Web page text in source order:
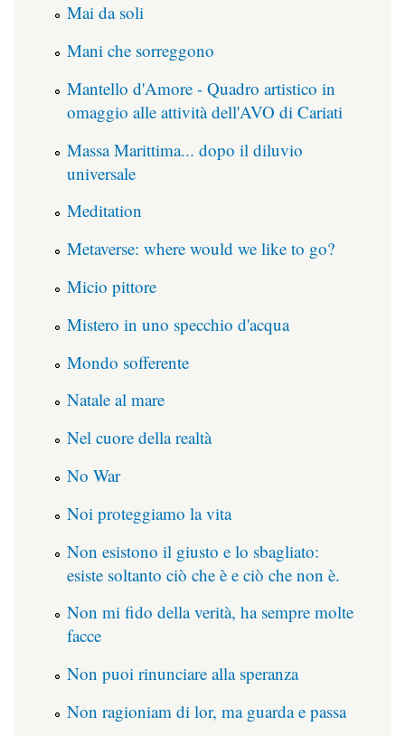
Mai da soli
Mani che sorreggono
Mantello d'Amore - Quadro artistico in
omaggio alle attività dell'AVO di Cariati
Massa Marittima... dopo il diluvio
universale
Meditation
Metaverse: where would we like to go?
Micio pittore
Mistero in uno specchio d'acqua
Mondo sofferente
Natale al mare
Nel cuore della realtà
No War
Noi proteggiamo la vita
Non esistono il giusto e lo sbagliato:
esiste soltanto ciò che è e ciò che non è.
Non mi fido della verità, ha sempre molte
facce
Non puoi rinunciare alla speranza
Non ragioniam di lor, ma guarda e passa